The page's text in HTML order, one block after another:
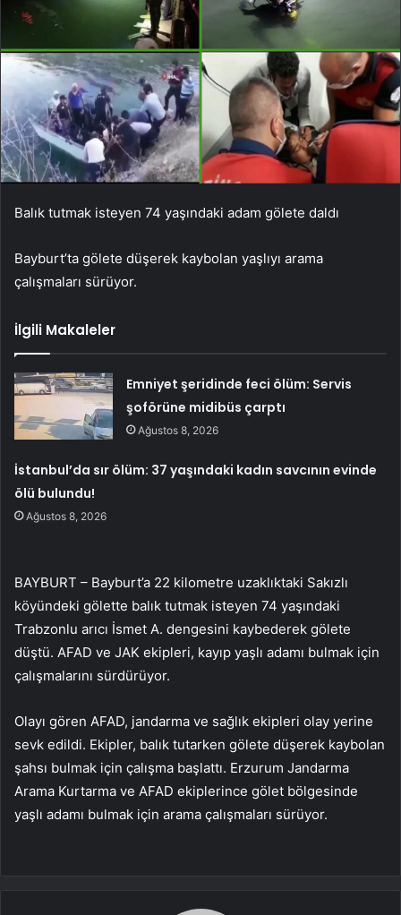
Balık tutmak isteyen 74 yaşındaki adam gölete daldı
Bayburt’ta gölete düşerek kaybolan yaşlıyı arama
çalışmaları sürüyor.
İlgili Makaleler
Emniyet şeridinde feci ölüm: Servis
şoförüne midibüs çarptı
Ağustos 8, 2026
İstanbul’da sır ölüm: 37 yaşındaki kadın savcının evinde
ölü bulundu!
Ağustos 8, 2026
BAYBURT – Bayburt’a 22 kilometre uzaklıktaki Sakızlı
köyündeki gölette balık tutmak isteyen 74 yaşındaki
Trabzonlu arıcı İsmet A. dengesini kaybederek gölete
düştü. AFAD ve JAK ekipleri, kayıp yaşlı adamı bulmak için
çalışmalarını sürdürüyor.
Olayı gören AFAD, jandarma ve sağlık ekipleri olay yerine
sevk edildi. Ekipler, balık tutarken gölete düşerek kaybolan
şahsı bulmak için çalışma başlattı. Erzurum Jandarma
Arama Kurtarma ve AFAD ekiplerince gölet bölgesinde
yaşlı adamı bulmak için arama çalışmaları sürüyor.